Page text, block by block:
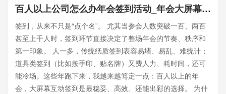
百人以上公司怎么办年会签到活动_年会大屏幕签到
签到，从来不只是“点个名”。 尤其当参会人数突破一百、两百
甚至上千人时，签到环节直接决定了整场年会的节奏、秩序和
第一印象。 人一多，传统纸质签到表容易堵、易乱、难统计；
道具类签到（比如按手印、贴名牌）又费人力、耗时间，还可
能冷场。这些年跑下来，我越来越笃定一点：百人以上的年
会，大屏幕互动签到是最稳妥、高效、还能出彩的选择。 为什